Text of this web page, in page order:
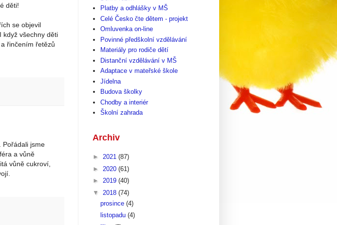
děti!
se objevil
když všechny děti
řinčením řetězů
Pořádali jsme
a vůně
vůně cukroví,
Platby a odhlášky v MŠ
Celé Česko čte dětem - projekt
Omluvenka on-line
Povinné předškolní vzdělávání
Materiály pro rodiče dětí
Distanční vzdělávání v MŠ
Adaptace v mateřské škole
Jídelna
Budova školky
Chodby a interiér
Školní zahrada
Archiv
► 2021 (87)
► 2020 (61)
► 2019 (40)
▼ 2018 (74)
prosince (4)
listopadu (4)